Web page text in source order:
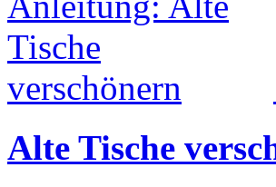
Alte Tische